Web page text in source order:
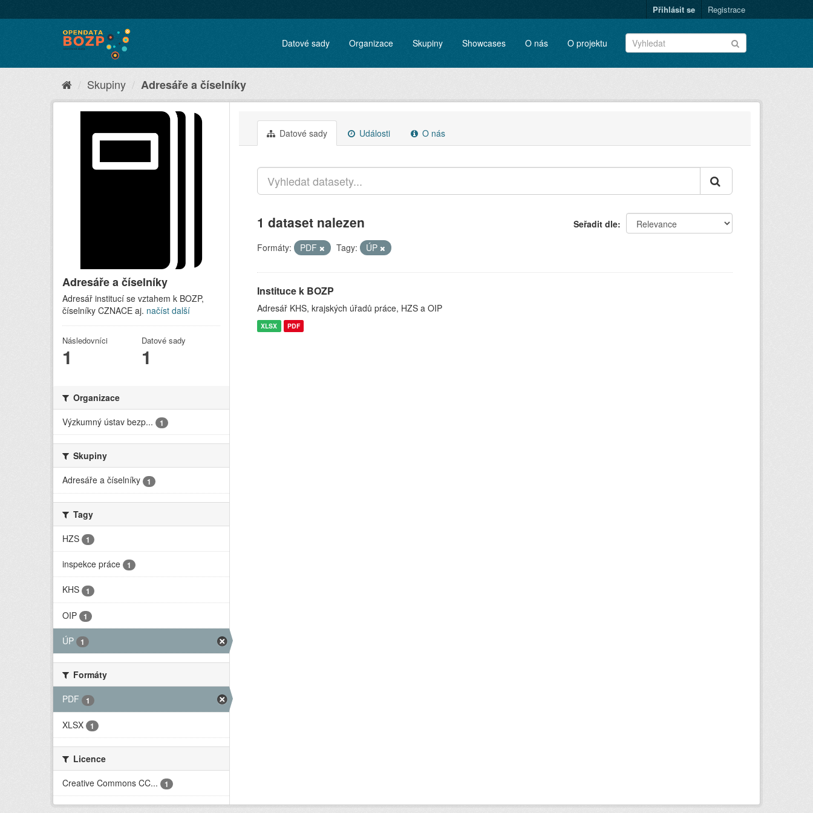
Přihlásit se Registrace
Datové sady Organizace Skupiny Showcases O nás O projektu
Skupiny Adresáře a číselníky
Adresáře a číselníky
Adresář institucí se vztahem k BOZP,
číselníky CZNACE aj. načíst další
Následovníci
1
Datové sady
1
Organizace
Výzkumný ústav bezp...
1
Skupiny
Adresáře a číselníky
1
Tagy
HZS
1
inspekce práce 1
KHS 1
OIP 1
ÚP 1
Formáty
PDF
1
XLSX 1
Licence
Creative Commons CC...
1
Datové sady Události O nás
Seřadit dle
1 dataset nalezen
Formáty: PDF Tagy: ÚP
Instituce k BOZP
Adresář KHS, krajských úřadů práce, HZS a OIP
XLSX PDF